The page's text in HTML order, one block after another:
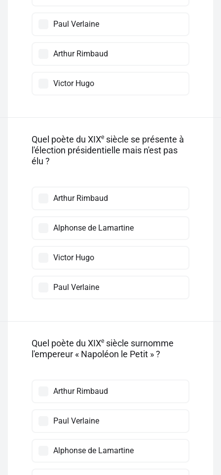
Paul Verlaine
Arthur Rimbaud
Victor Hugo
Quel poète du XIXe siècle se présente à
l'élection présidentielle mais n'est pas
élu ?
Arthur Rimbaud
Alphonse de Lamartine
Victor Hugo
Paul Verlaine
Quel poète du XIXe siècle surnomme
l'empereur « Napoléon le Petit » ?
Arthur Rimbaud
Paul Verlaine
Alphonse de Lamartine